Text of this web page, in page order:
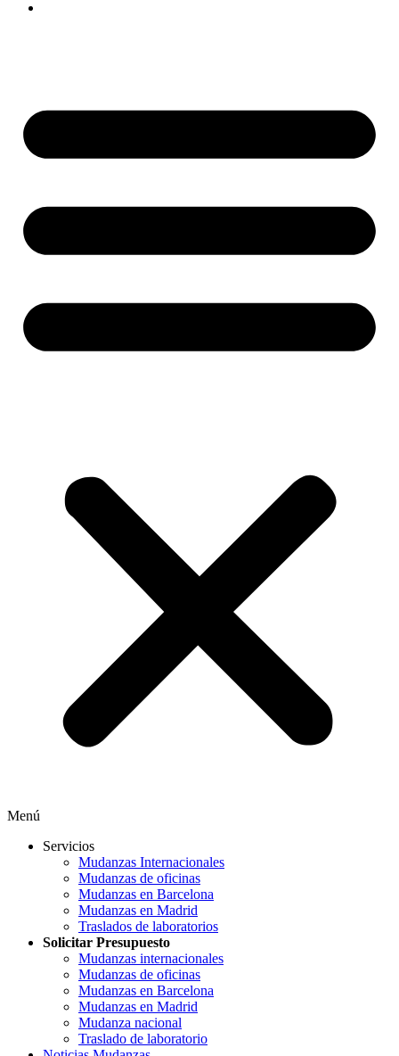
Menú
Servicios
Mudanzas Internacionales
Mudanzas de oficinas
Mudanzas en Barcelona
Mudanzas en Madrid
Traslados de laboratorios
Solicitar Presupuesto
Mudanzas internacionales
Mudanzas de oficinas
Mudanzas en Barcelona
Mudanzas en Madrid
Mudanza nacional
Traslado de laboratorio